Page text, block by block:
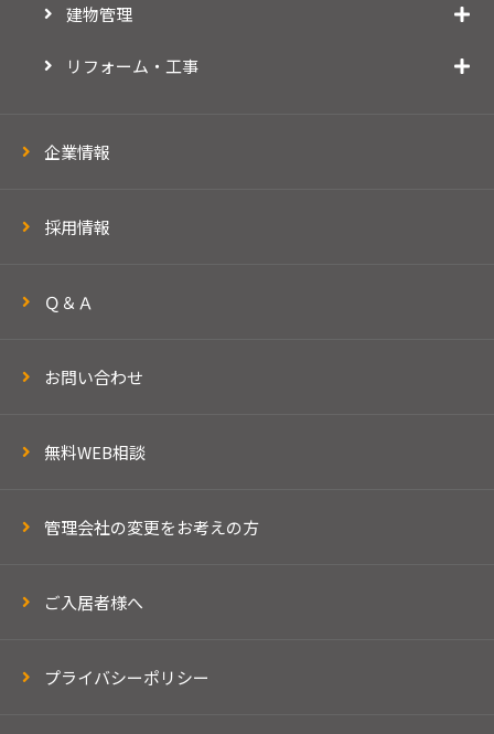
建物管理
リフォーム・工事
企業情報
採用情報
Ｑ＆Ａ
お問い合わせ
無料WEB相談
管理会社の変更をお考えの方
ご入居者様へ
プライバシーポリシー